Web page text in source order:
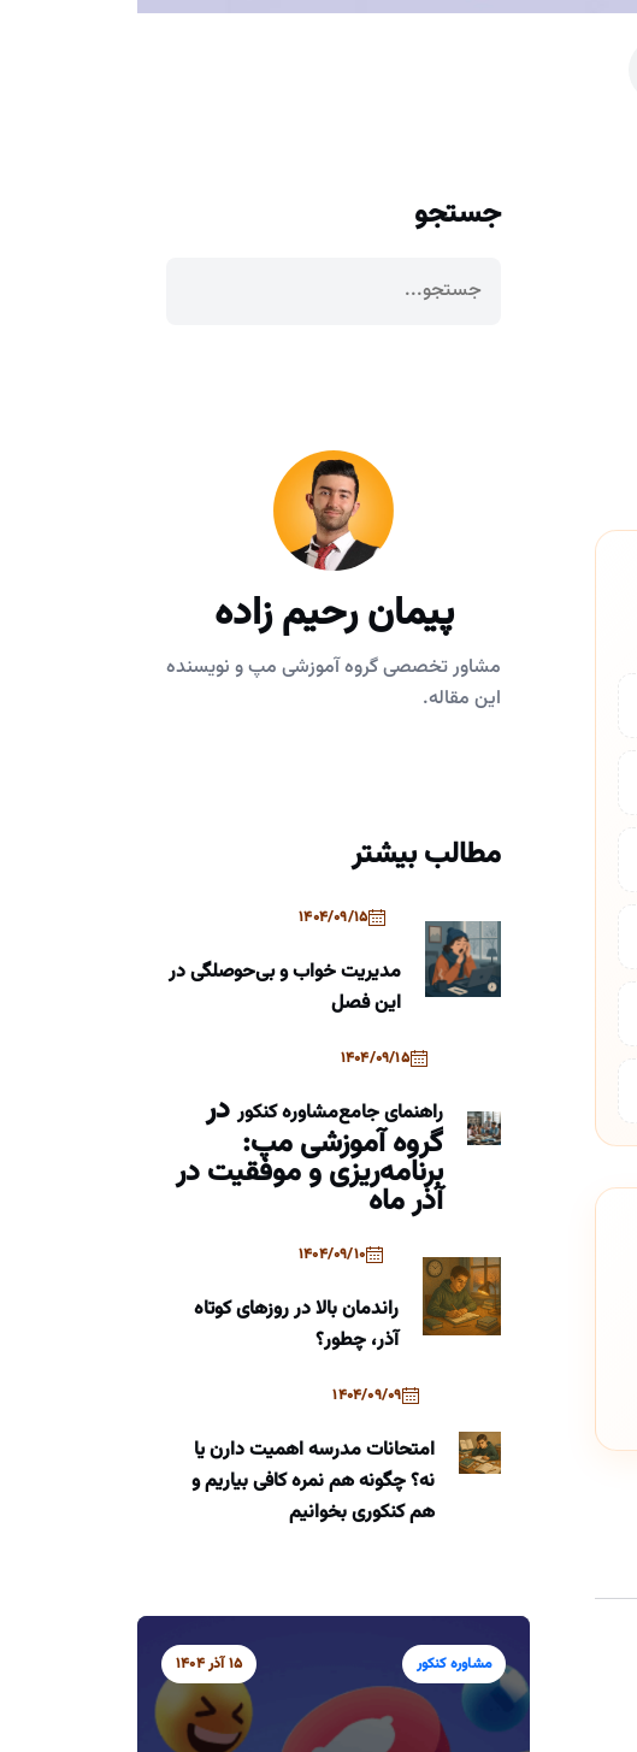
جستجو
پیمان رحیم زاده
مشاور تخصصی گروه آموزشی مپ و نویسنده
این مقاله.
مطالب بیشتر
1404/09/15
مدیریت خواب و بی‌حوصلگی در
این فصل
1404/09/15
راهنمای جامعمشاوره کنکوردر
گروه آموزشی مپ:
برنامه‌ریزی و موفقیت در
آذر ماه
1404/09/10
راندمان بالا در روزهای کوتاه
آذر، چطور؟
1404/09/09
امتحانات مدرسه اهمیت دارن یا
نه؟ چگونه هم نمره کافی بیاریم و
هم کنکوری بخوانیم
مشاوره کنکور 15 آذر 1404